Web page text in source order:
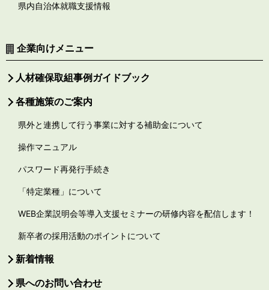
県内自治体就職支援情報
企業向けメニュー
人材確保取組事例ガイドブック
各種施策のご案内
県外と連携して行う事業に対する補助金について
操作マニュアル
パスワード再発行手続き
「特定業種」について
WEB企業説明会等導入支援セミナーの研修内容を配信します！
新卒者の採用活動のポイントについて
新着情報
県へのお問い合わせ